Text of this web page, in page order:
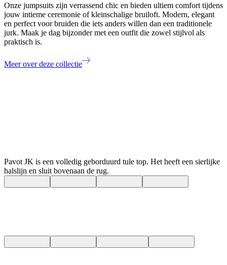
Onze jumpsuits zijn verrassend chic en bieden ultiem comfort tijdens
jouw intieme ceremonie of kleinschalige bruiloft. Modern, elegant
en perfect voor bruiden die iets anders willen dan een traditionele
jurk. Maak je dag bijzonder met een outfit die zowel stijlvol als
praktisch is.
Meer over deze collectie
Pavot JK ​​is een volledig geborduurd tule top. Het heeft een sierlijke
halslijn en sluit bovenaan de rug.